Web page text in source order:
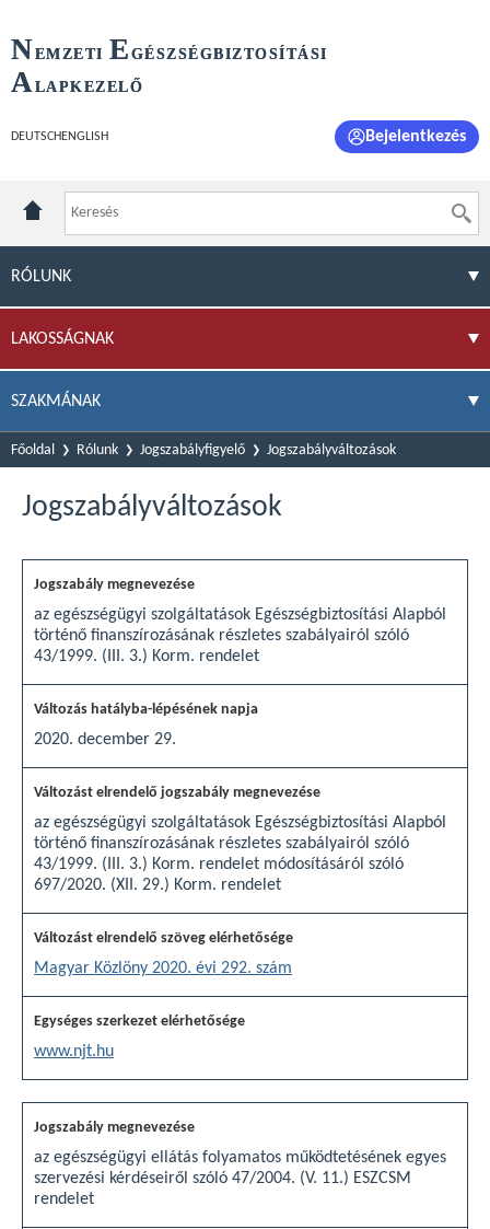
NEMZETI E GÉSZSÉGBIZTOSÍTÁSI
ALAPKEZELŐ
DEUTSCH ENGLISH Bejelentkezés
RÓLUNK
LAKOSSÁGNAK
SZAKMÁNAK
Főoldal Rólunk Jogszabályfigyelő Jogszabályváltozások
Jogszabályváltozások
az egészségügyi szolgáltatások Egészségbiztosítási Alapból
történő finanszírozásának részletes szabályairól szóló
43/1999. (III. 3.) Korm. rendelet
2020. december 29.
az egészségügyi szolgáltatások Egészségbiztosítási Alapból
történő finanszírozásának részletes szabályairól szóló
43/1999. (III. 3.) Korm. rendelet módosításáról szóló
697/2020. (XII. 29.) Korm. rendelet
Magyar Közlöny 2020. évi 292. szám
www.njt.hu
az egészségügyi ellátás folyamatos működtetésének egyes
szervezési kérdéseiről szóló 47/2004. (V. 11.) ESZCSM
rendelet